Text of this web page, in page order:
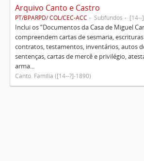
Arquivo Canto e Castro
PT/BPARPD/ COL/CEC-ACC Subfundos [14--
Inclui os “Documentos da Casa de Miguel
compreendem cartas de sesmaria,
contratos, testamentos, inventários, autos
sentenças, cartas de mercê e privilégio,
arma...
Canto. Família ([14--?]-1890)